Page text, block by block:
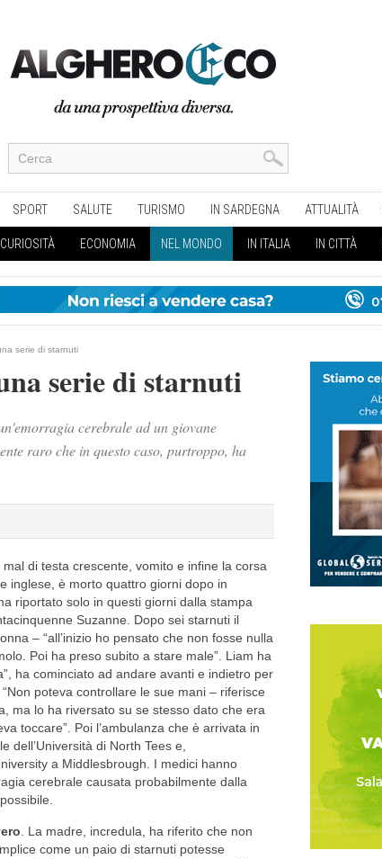
SPORT SALUTE TURISMO IN SARDEGNA ATTUALITÀ
CURIOSITÀ ECONOMIA NEL MONDO IN ITALIA IN CITTÀ
serie di starnuti
serie di starnuti
cerebrale ad un giovane
raro che in questo caso, purtroppo, ha
di testa crescente, vomito e infine la corsa
inglese, è morto quattro giorni dopo in
riportato solo in questi giorni dalla stampa
Suzanne. Dopo sei starnuti il
– “all’inizio ho pensato che non fosse nulla
Poi ha preso subito a stare male”. Liam ha
ha cominciato ad andare avanti e indietro per
poteva controllare le sue mani – riferisce
ma lo ha riversato su se stesso dato che era
toccare”. Poi l’ambulanza che è arrivata in
dell’Università di North Tees e,
a Middlesbrough. I medici hanno
cerebrale causata probabilmente dalla
. La madre, incredula, ha riferito che non
come un paio di starnuti potesse